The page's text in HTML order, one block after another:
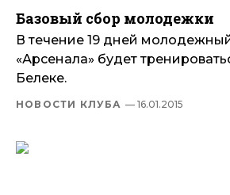
Базовый сбор молодежки
В течение 19 дней
«Арсенала» будет
Белеке.
НОВОСТИ КЛУБА — 16.01.2015